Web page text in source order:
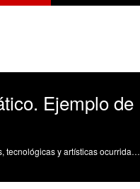
Ejemplo de
Divulgación de las actividades científicas, tecnológicas y artísticas ocurridas en los tres campus de la UPV